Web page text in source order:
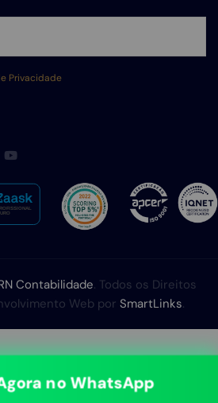
Privacidade
Contabilidade. Todos os Direitos
Web por SmartLinks.
no WhatsApp